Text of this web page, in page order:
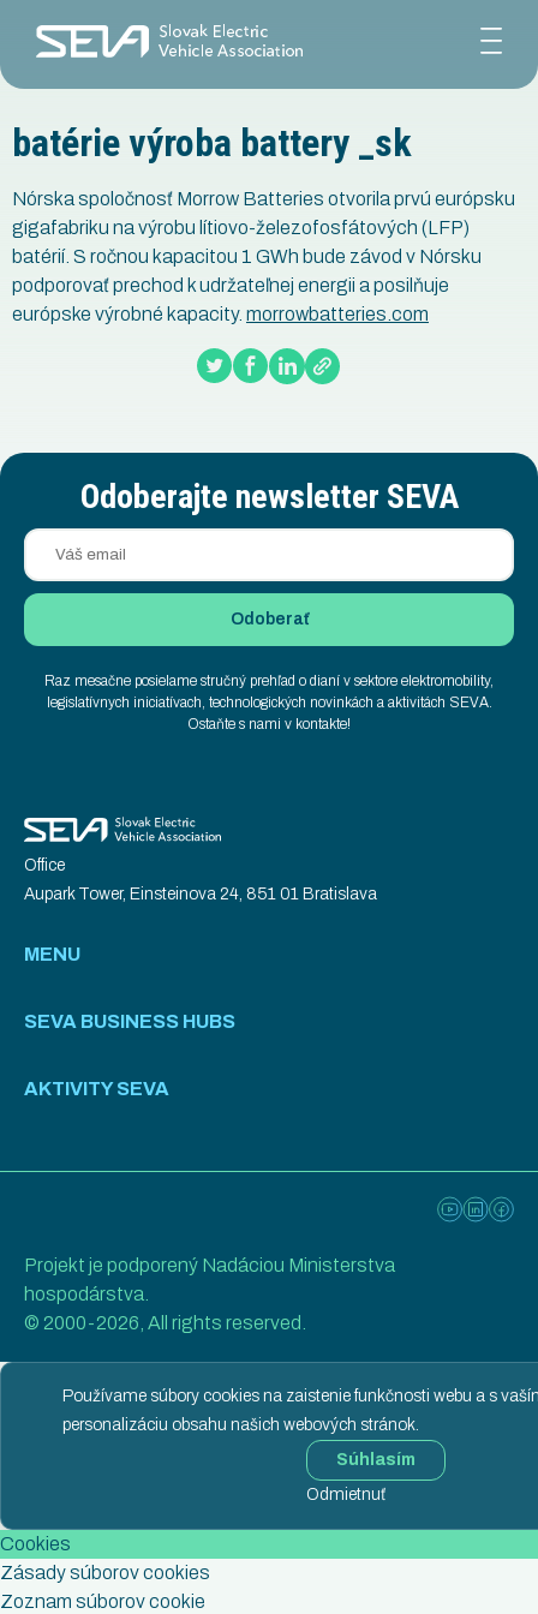
batérie výroba battery _sk
Nórska spoločnosť Morrow Batteries otvorila prvú európsku
gigafabriku na výrobu lítiovo-železofosfátových (LFP)
batérií. S ročnou kapacitou 1 GWh bude závod v Nórsku
podporovať prechod k udržateľnej energii a posilňuje
európske výrobné kapacity. morrowbatteries.com
Odoberajte newsletter SEVA
Raz mesačne posielame stručný prehľad o dianí v sektore elektromobility,
legislatívnych iniciatívach, technologických novinkách a aktivitách SEVA.
Ostaňte s nami v kontakte!
Office
Aupark Tower, Einsteinova 24, 851 01 Bratislava
MENU
SEVA BUSINESS HUBS
AKTIVITY SEVA
Projekt je podporený Nadáciou Ministerstva
hospodárstva.
© 2000-2026, All rights reserved.
Používame súbory cookies na zaistenie funkčnosti webu a s
personalizáciu obsahu našich webových stránok.
Súhlasím
Odmietnuť
Cookies
Zásady súborov cookies
Zoznam súborov cookie